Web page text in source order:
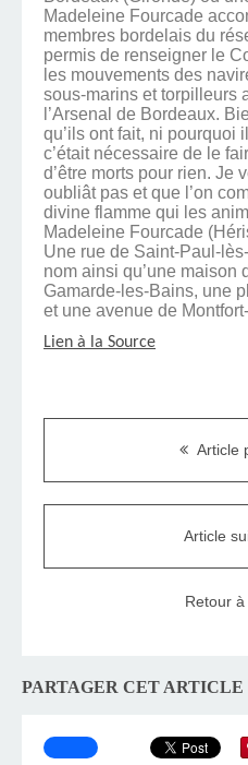
Madeleine Fourcade
membres bordelais du
permis de renseigner le
les mouvements des
sous-marins et torpilleurs
l’Arsenal de Bordeaux.
qu’ils ont fait, ni pourquoi
c’était nécessaire de le
d’être morts pour rien. Je
oubliât pas et que l’on
divine flamme qui les
Madeleine Fourcade
Une rue de Saint-Paul-
nom ainsi qu’une maison
Gamarde-les-Bains, une
et une avenue de
Lien à la Source
Article
Article
Retour
PARTAGER CET ARTICLE